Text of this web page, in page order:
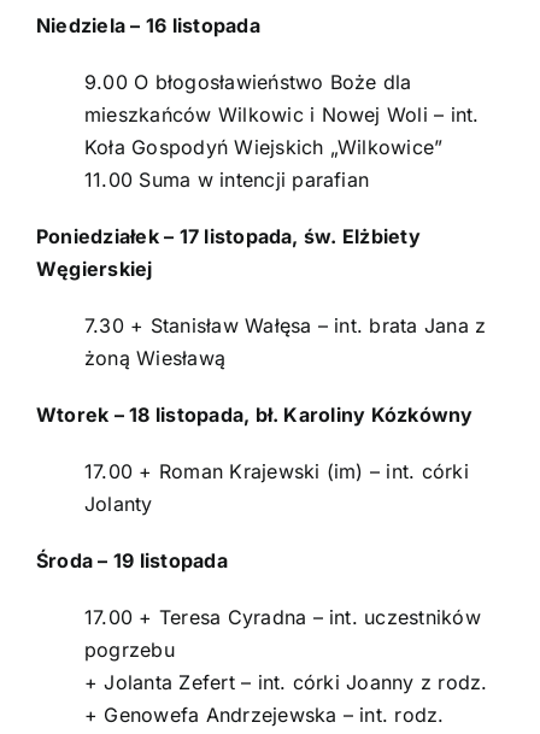
Intencje
Ogłoszenia
Aktualności
O parafii
POMOC DUCHOWA
Niedziela – 16 listopada
9.00 O błogosławieństwo Boże dla
mieszkańców Wilkowic i Nowej Woli – int.
Koła Gospodyń Wiejskich „Wilkowice”
11.00 Suma w intencji parafian
Poniedziałek – 17 listopada, św. Elżbiety
Węgierskiej
7.30 + Stanisław Wałęsa – int. brata Jana z
żoną Wiesławą
Wtorek – 18 listopada, bł. Karoliny Kózkówny
17.00 + Roman Krajewski (im) – int. córki
Jolanty
Środa – 19 listopada
17.00 + Teresa Cyradna – int. uczestników
pogrzebu
+ Jolanta Zefert – int. córki Joanny z rodz.
+ Genowefa Andrzejewska – int. rodz.